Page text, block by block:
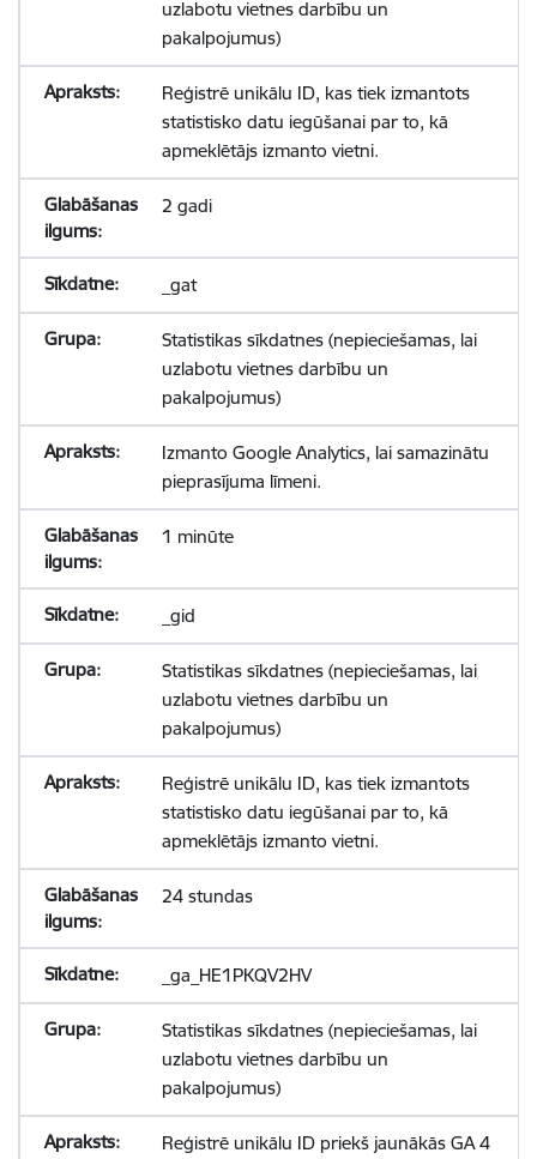
uzlabotu vietnes darbību un
pakalpojumus)
Reģistrē unikālu ID, kas tiek izmantots
statistisko datu iegūšanai par to, kā
apmeklētājs izmanto vietni.
2 gadi
_gat
Statistikas sīkdatnes (nepieciešamas, lai
uzlabotu vietnes darbību un
pakalpojumus)
Izmanto Google Analytics, lai samazinātu
pieprasījuma līmeni.
1 minūte
_gid
Statistikas sīkdatnes (nepieciešamas, lai
uzlabotu vietnes darbību un
pakalpojumus)
Reģistrē unikālu ID, kas tiek izmantots
statistisko datu iegūšanai par to, kā
apmeklētājs izmanto vietni.
24 stundas
_ga_HE1PKQV2HV
Statistikas sīkdatnes (nepieciešamas, lai
uzlabotu vietnes darbību un
pakalpojumus)
Reģistrē unikālu ID priekš jaunākās GA 4